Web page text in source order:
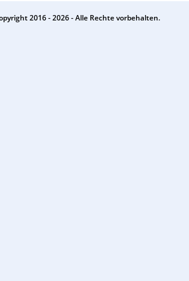
2016 - 2026 - Alle Rechte vorbehalten.